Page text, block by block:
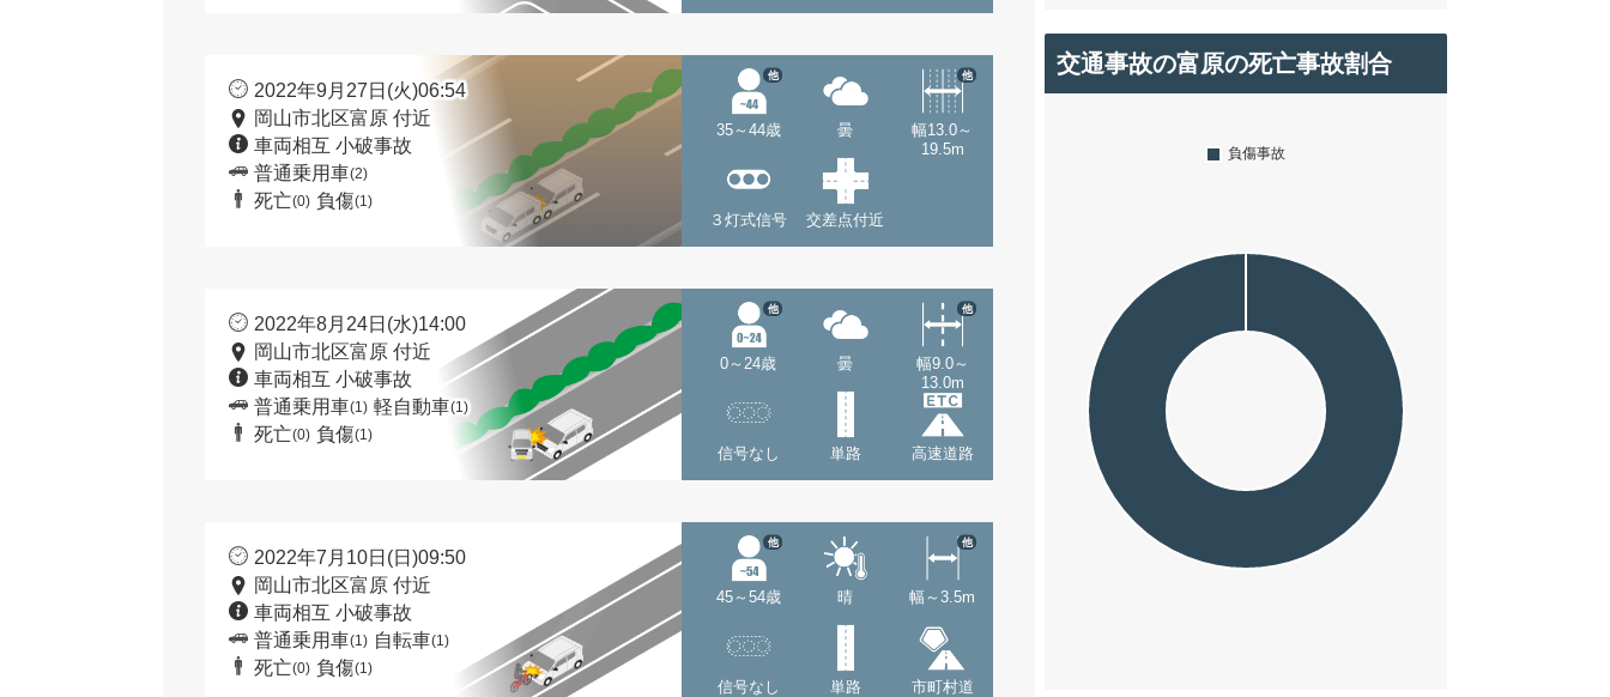
2022年9月27日(火)06:54
岡山市北区富原 付近
車両相互 小破事故
普通乗用車(2)
死亡(0) 負傷(1)
35～44歳
他
曇
幅13.0～
19.5m
他
３灯式信号 交差点付近
2022年8月24日(水)14:00
岡山市北区富原 付近
車両相互 小破事故
普通乗用車(1) 軽自動車(1)
死亡(0) 負傷(1)
0～24歳
他
曇
幅9.0～
13.0m
他
信号なし 単路 高速道路
2022年7月10日(日)09:50
岡山市北区富原 付近
車両相互 小破事故
普通乗用車(1) 自転車(1)
死亡(0) 負傷(1)
45～54歳
他
晴 幅～3.5m
他
信号なし 単路 市町村道
交通事故の富原の死亡事故割合